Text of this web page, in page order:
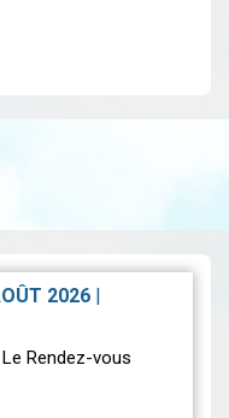
2026 |
Rendez-vous